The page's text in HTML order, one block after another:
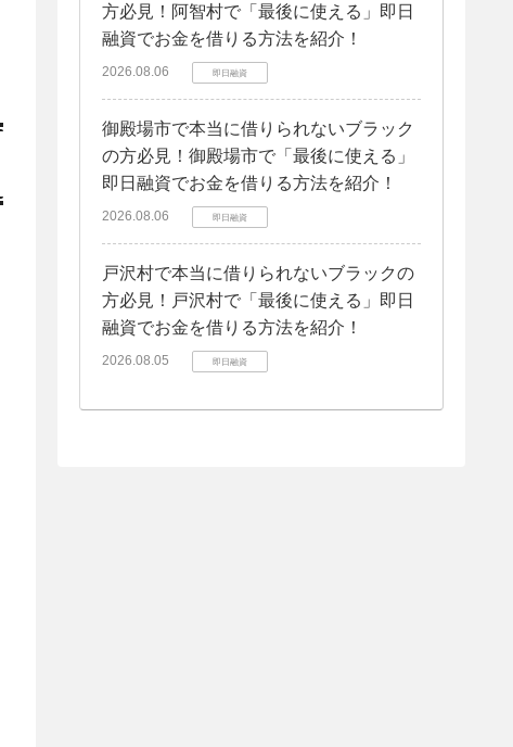
方必見！阿智村で「最後に使える」即日
融資でお金を借りる方法を紹介！
2026.08.06 即日融資
御殿場市で本当に借りられないブラック
の方必見！御殿場市で「最後に使える」
即日融資でお金を借りる方法を紹介！
2026.08.06 即日融資
戸沢村で本当に借りられないブラックの
方必見！戸沢村で「最後に使える」即日
融資でお金を借りる方法を紹介！
2026.08.05 即日融資